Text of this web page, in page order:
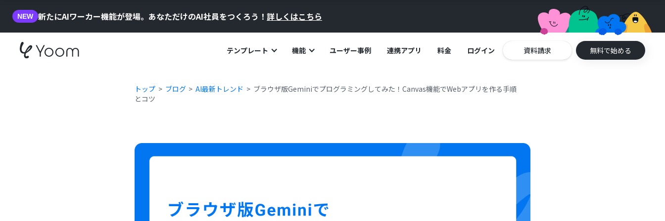
NEW 新たにAIワーカー機能が登場。あなただけのAI社員をつくろう！ 詳しくはこちら
テンプレート 機能 ユーザー事例 連携アプリ 料金 ログイン 資料請求 無料で始める
トップ ブログ AI最新トレンド
ブラウザ版Geminiでプログラミングしてみた！Canvas機能でWebアプリを作る手順
とコツ